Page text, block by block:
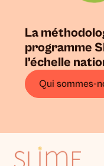
La
programme
l’échelle
Qui sommes-